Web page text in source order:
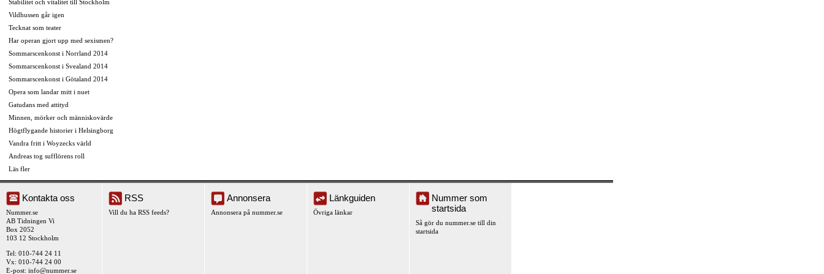
Stabilitet och vitalitet till Stockholm
Vildhussen går igen
Tecknat som teater
Har operan gjort upp med sexismen?
Sommarscenkonst i Norrland 2014
Sommarscenkonst i Svealand 2014
Sommarscenkonst i Götaland 2014
Opera som landar mitt i nuet
Gatudans med attityd
Minnen, mörker och människovärde
Högtflygande historier i Helsingborg
Vandra fritt i Woyzecks värld
Andreas tog sufflörens roll
Läs fler
Kontakta oss
Nummer.se
AB Tidningen Vi
Box 2052
103 12 Stockholm
Tel: 010-744 24 11
Vx: 010-744 24 00
E-post: info@nummer.se
RSS
Vill du ha RSS feeds?
Annonsera
Annonsera på nummer.se
Länkguiden
Övriga länkar
Nummer som
startsida
Så gör du nummer.se till din
startsida